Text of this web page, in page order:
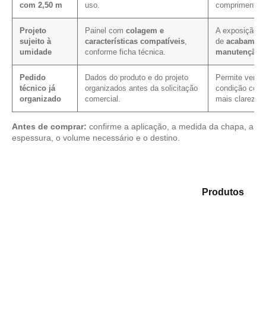
com 2,50 m
uso.
comprimento
Projeto
sujeito à
umidade
Painel com colagem e
características compatíveis
conforme ficha técnica.
A exposição
de
manutenção
Pedido
técnico já
organizado
Dados do produto e do projeto
organizados antes da solicitação
comercial.
Permite
condição
mais clareza.
Antes de comprar: confirme a aplicação, a medida da chapa, a
espessura, o volume necessário e o destino.
Produtos